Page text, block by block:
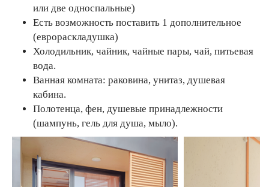
или две односпальные)
Есть возможность поставить 1 дополнительное
(еврораскладушка)
Холодильник, чайник, чайные пары, чай, питьевая
вода.
Ванная комната: раковина, унитаз, душевая
кабина.
Полотенца, фен, душевые принадлежности
(шампунь, гель для душа, мыло).